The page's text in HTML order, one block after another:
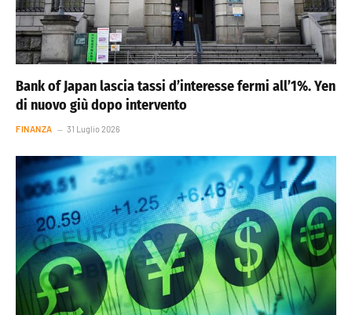
Bank of Japan lascia tassi d’interesse fermi all’1%. Yen
di nuovo giù dopo intervento
FINANZA 31 Luglio 2026